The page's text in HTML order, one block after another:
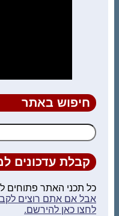
חיפוש באתר
קבלת עדכונים למייל
תכני האתר פתוחים לכולם
אם אתם רוצים לקבל
כאן להירשם.